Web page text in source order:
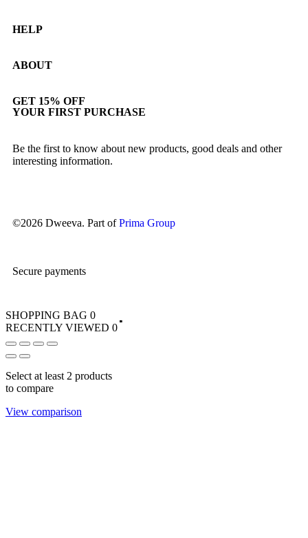
Shop
Women
Kids
HELP
Returns & Exchanges
ABOUT
Journal
Our Story
GET 15% OFF
YOUR FIRST PURCHASE
Be the first to know about new products, good deals and other
interesting information.
©2026 Dweeva. Part ofPrima Group
Secure payments
SHOPPING BAG 0
RECENTLY VIEWED 0
Select at least 2 products
to compare
View comparison